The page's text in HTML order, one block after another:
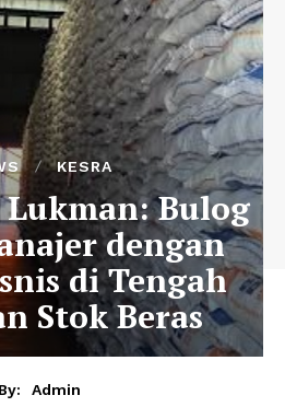
KESRA
Bulog
dengan
di Tengah
Stok Beras
By:
Admin